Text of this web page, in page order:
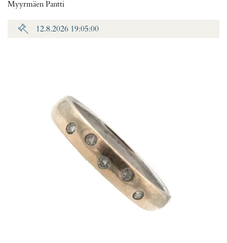
Myyrmäen Pantti
12.8.2026 19:05:00